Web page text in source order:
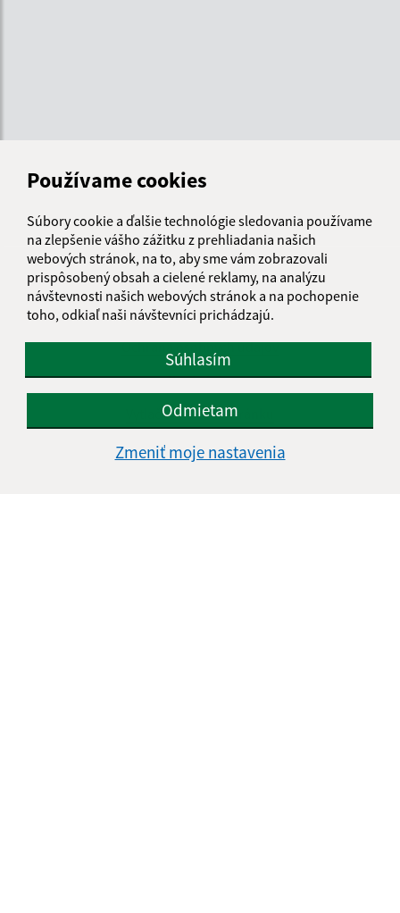
Používame cookies
Súbory cookie a ďalšie technológie sledovania používame
na zlepšenie vášho zážitku z prehliadania našich
webových stránok, na to, aby sme vám zobrazovali
prispôsobený obsah a cielené reklamy, na analýzu
návštevnosti našich webových stránok a na pochopenie
toho, odkiaľ naši návštevníci prichádzajú.
Súhlasím
Odmietam
Zmeniť moje nastavenia
Informácie o stránke:
Vyhlásenie o prístupnosti
Autorské práva
Ochrana osobných údajov
Navigácia:
Vytlačiť aktuálnu stránku
Cookies